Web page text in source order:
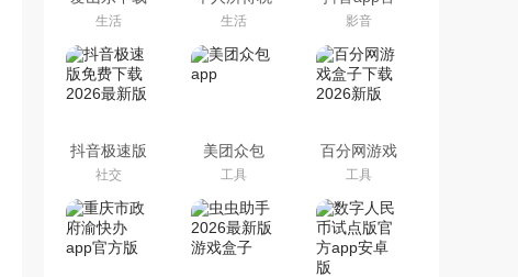
app官方最
新版
生活
app下载安
装官方2026
最新版
生活
方最新版本
影音
抖音极速版
免费下载
2026最新版
社交
美团众包
app
工具
百分网游戏
盒子下载
2026新版
工具